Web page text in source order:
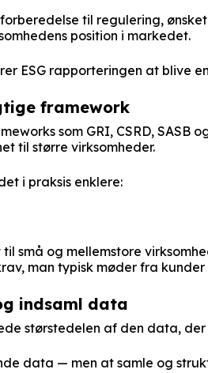
til regulering,
position i markedet.
ESG rapporteringen at blive
framework
som GRI, CSRD, SASB
til større virksomheder.
i praksis enklere:
små og mellemstore
man typisk møder fra
indsaml data
størstedelen af den data,
data — men at samle og